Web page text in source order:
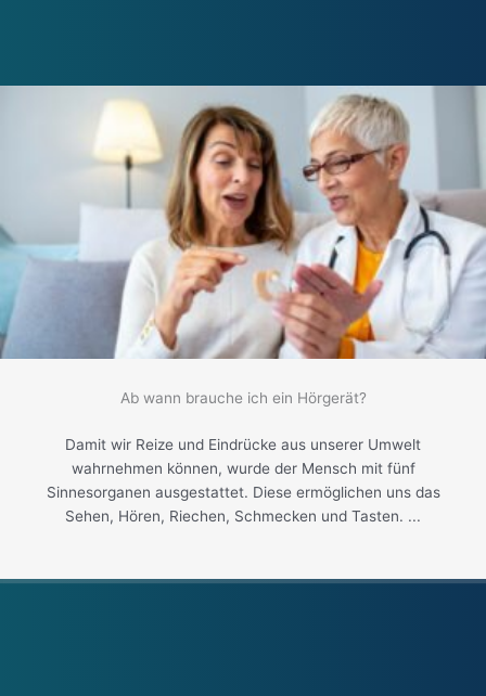
Ab wann brauche ich ein Hörgerät?
Damit wir Reize und Eindrücke aus unserer Umwelt
wahrnehmen können, wurde der Mensch mit fünf
Sinnesorganen ausgestattet. Diese ermöglichen uns das
Sehen, Hören, Riechen, Schmecken und Tasten. ...